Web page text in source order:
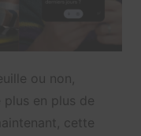
ou non,
plus en plus de
cette